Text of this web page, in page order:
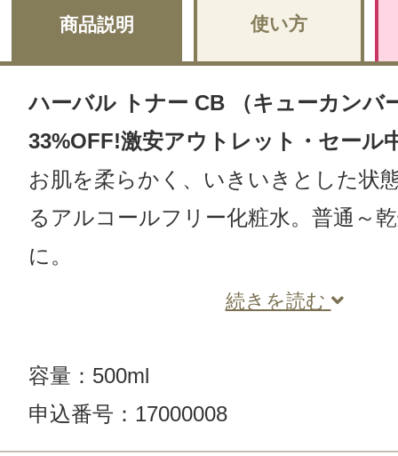
商品説明 使い方
ハーバル トナー CB （キューカンバ
33%OFF!激安アウトレット・セール
お肌を柔らかく、いきいきとした状
るアルコールフリー化粧水。普通～
に。
続きを読む
容量：500ml
申込番号：17000008